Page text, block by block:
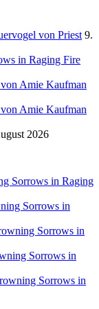
von Priest 9.
in Raging Fire
Amie Kaufman
Amie Kaufman
2026
Sorrows in Raging
Sorrows in
Sorrows in
Sorrows in
Sorrows in